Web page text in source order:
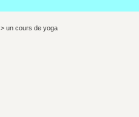
> un cours de yoga